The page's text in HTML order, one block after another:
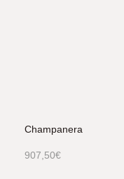
Champanera
907,50€